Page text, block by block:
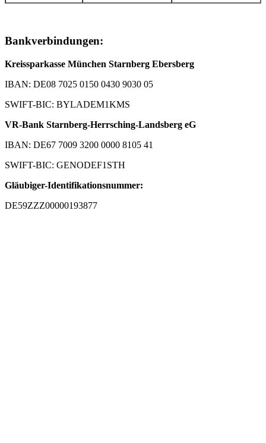
Bankverbindungen:
Kreissparkasse München Starnberg Ebersberg
IBAN: DE08 7025 0150 0430 9030 05
SWIFT-BIC: BYLADEM1KMS
VR-Bank Starnberg-Herrsching-Landsberg eG
IBAN: DE67 7009 3200 0000 8105 41
SWIFT-BIC: GENODEF1STH
Gläubiger-Identifikationsnummer:
DE59ZZZ00000193877